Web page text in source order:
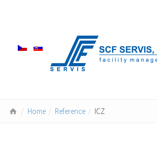
Home Reference ICZ